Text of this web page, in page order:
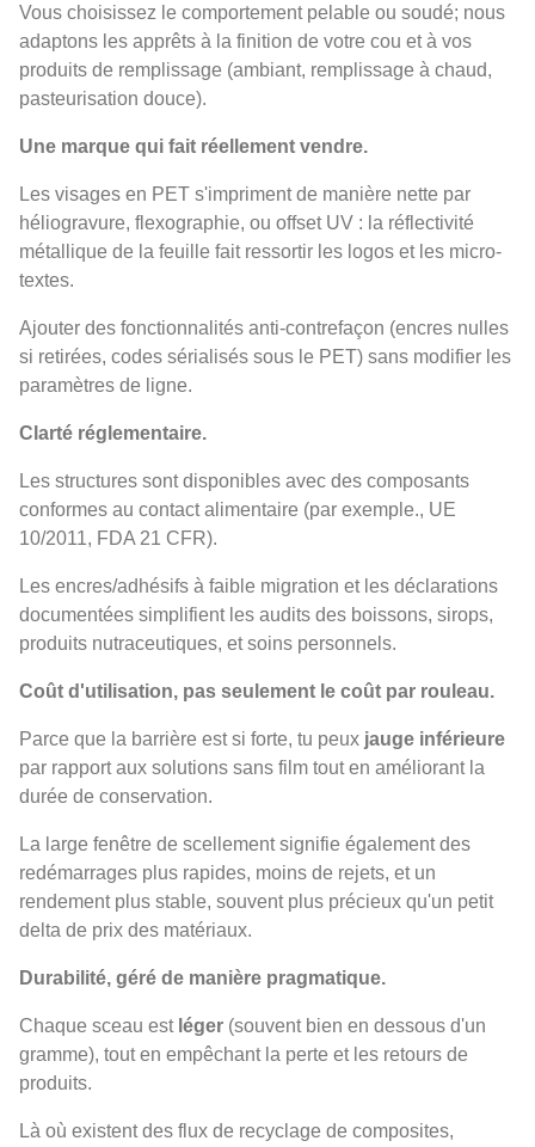
Vous choisissez le comportement pelable ou soudé; nous
adaptons les apprêts à la finition de votre cou et à vos
produits de remplissage (ambiant, remplissage à chaud,
pasteurisation douce).
Une marque qui fait réellement vendre.
Les visages en PET s'impriment de manière nette par
héliogravure, flexographie, ou offset UV : la réflectivité
métallique de la feuille fait ressortir les logos et les micro-
textes.
Ajouter des fonctionnalités anti-contrefaçon (encres nulles
si retirées, codes sérialisés sous le PET) sans modifier les
paramètres de ligne.
Clarté réglementaire.
Les structures sont disponibles avec des composants
conformes au contact alimentaire (par exemple., UE
10/2011, FDA 21 CFR).
Les encres/adhésifs à faible migration et les déclarations
documentées simplifient les audits des boissons, sirops,
produits nutraceutiques, et soins personnels.
Coût d'utilisation, pas seulement le coût par rouleau.
Parce que la barrière est si forte, tu peux jauge inférieure
par rapport aux solutions sans film tout en améliorant la
durée de conservation.
La large fenêtre de scellement signifie également des
redémarrages plus rapides, moins de rejets, et un
rendement plus stable, souvent plus précieux qu'un petit
delta de prix des matériaux.
Durabilité, géré de manière pragmatique.
Chaque sceau est léger (souvent bien en dessous d'un
gramme), tout en empêchant la perte et les retours de
produits.
Là où existent des flux de recyclage de composites,